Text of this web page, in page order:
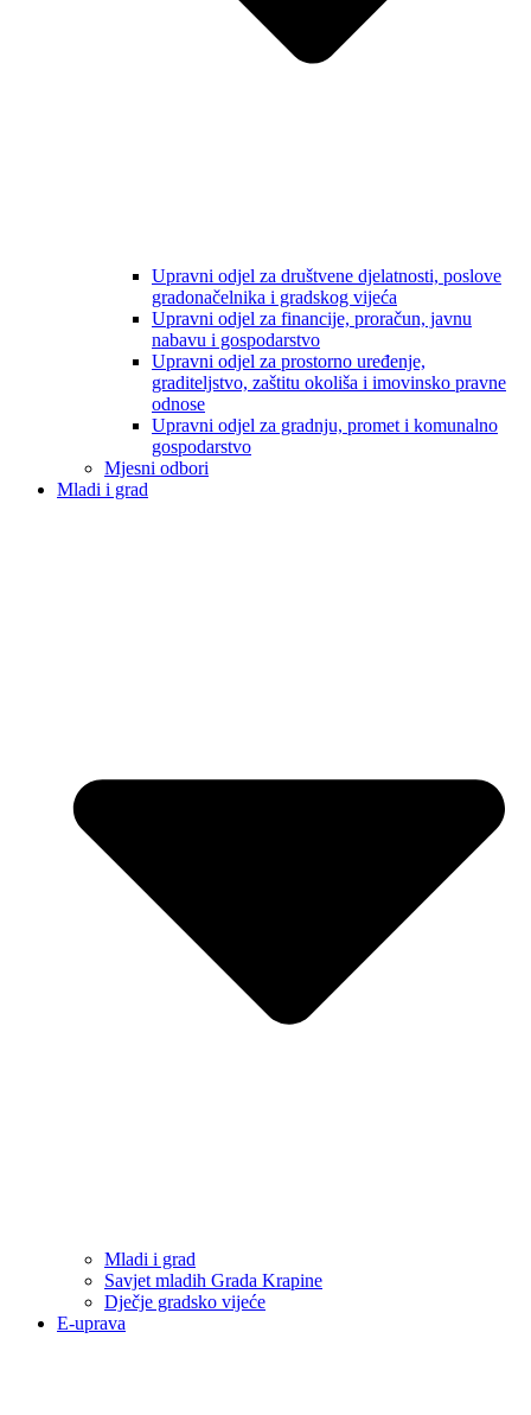
Upravni odjel za društvene djelatnosti, poslove
gradonačelnika i gradskog vijeća
Upravni odjel za financije, proračun, javnu
nabavu i gospodarstvo
Upravni odjel za prostorno uređenje,
graditeljstvo, zaštitu okoliša i imovinsko pravne
odnose
Upravni odjel za gradnju, promet i komunalno
gospodarstvo
Mjesni odbori
Mladi i grad
Mladi i grad
Savjet mladih Grada Krapine
Dječje gradsko vijeće
E-uprava